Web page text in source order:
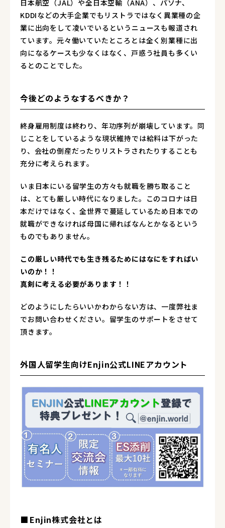
日本航空（JAL）や全日本空輸（ANA）、パソナ、
KDDIなどの大手企業でもリストラではなく異業種の企
業に出向をして凌いでいるというニュースも報道され
ています。元々働いていたところとは全く別業種に出
向になるケースも少なくはなく、戸惑う社員も多くい
るとのことでした。
今後どのようなするべきか？
終身雇用制度は終わり、年功序列が崩壊しています。同
じことをしているような現状維持では給料は下がった
り、会社の倒産だったりリストラされたりすることも
充分に考えられます。
いま日本にいる留学生の方々も就職を勝ち取ること
は、とても厳しい時代になりました。このコロナは日
本だけではなく、全世界で蔓延しているため日本での
就職ができなければ母国に帰ればなんとかなるという
ものでもありません。
この厳しい時代でも生き残るためにはなにをすればい
いのか！！
真剣に考える必要があります！！
どのようにしたらいいかわからない方は、一度弊社ま
でお問い合わせください。留学生のサポートをさせて
頂きます。
外国人留学生向けEnjin公式LINEアカウント
Enjin株式会社とは